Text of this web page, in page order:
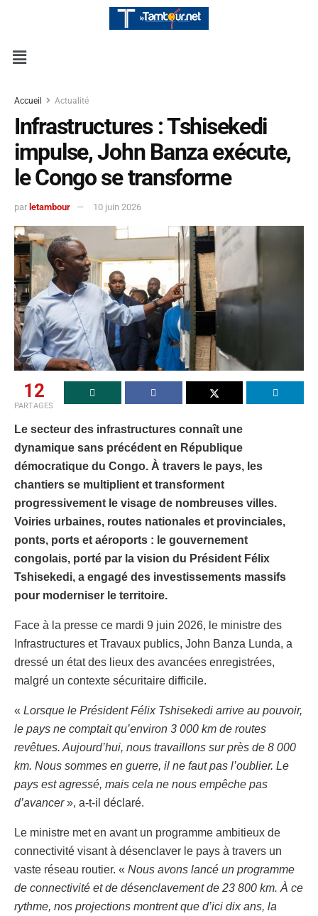
Accueil Actualité
Infrastructures : Tshisekedi
impulse, John Banza exécute,
le Congo se transforme
par letambour 10 juin 2026
12
PARTAGES
Le secteur des infrastructures connaît une
dynamique sans précédent en République
démocratique du Congo. À travers le pays, les
chantiers se multiplient et transforment
progressivement le visage de nombreuses villes.
Voiries urbaines, routes nationales et provinciales,
ponts, ports et aéroports : le gouvernement
congolais, porté par la vision du Président Félix
Tshisekedi, a engagé des investissements massifs
pour moderniser le territoire.
Face à la presse ce mardi 9 juin 2026, le ministre des
Infrastructures et Travaux publics, John Banza Lunda, a
dressé un état des lieux des avancées enregistrées,
malgré un contexte sécuritaire difficile.
« Lorsque le Président Félix Tshisekedi arrive au pouvoir,
le pays ne comptait qu’environ 3 000 km de routes
revêtues. Aujourd’hui, nous travaillons sur près de 8 000
km. Nous sommes en guerre, il ne faut pas l’oublier. Le
pays est agressé, mais cela ne nous empêche pas
d’avancer», a-t-il déclaré.
Le ministre met en avant un programme ambitieux de
connectivité visant à désenclaver le pays à travers un
vaste réseau routier. « Nous avons lancé un programme
de connectivité et de désenclavement de 23 800 km. À ce
rythme, nos projections montrent que d’ici dix ans, la